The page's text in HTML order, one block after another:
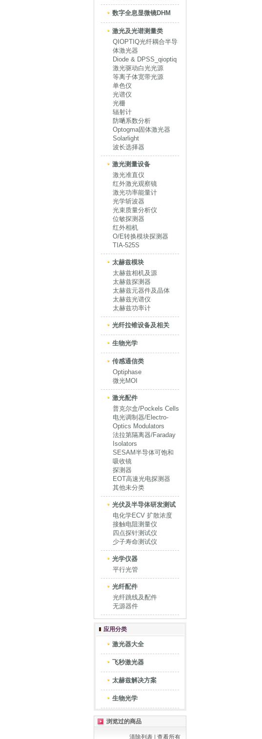
数字全息显微镜DHM
激光及光谱测量类
QIOPTIQ光纤耦合半导
体激光器
Diode & DPSS_qioptiq
激光驱动白光光源
等离子体宽带光源
单色仪
光谱仪
光栅
辐射计
防嗮系数分析
Optogma固体激光器
Solarlight
波长选择器
激光测量设备
激光准直仪
红外激光观察镜
激光功率能量计
光学斩波器
光束质量分析仪
位敏探测器
红外相机
O/E转换模块探测器
TIA-525S
太赫兹模块
太赫兹相机及源
太赫兹探测器
太赫兹元器件及晶体
太赫兹光谱仪
太赫兹功率计
光纤拉锥设备及相关
生物光学
传感通信类
Optiphase
微光MOI
激光配件
普克尔盒/Pockels Cells
电光调制器/Electro-
Optics Modulators
法拉第隔离器/Faraday
Isolators
SESAM半导体可饱和
吸收镜
探测器
EOT高速光电探测器
其他未分类
光伏及半导体研发测试
电化学ECV 扩散浓度
接触电阻测量仪
四点探针测试仪
少子寿命测试仪
光学仪器
平行光管
光纤配件
光纤跳线及配件
无源器件
应用分类
激光器大全
飞秒激光器
太赫兹解决方案
生物光学
浏览过的商品
清除列表 查看所有